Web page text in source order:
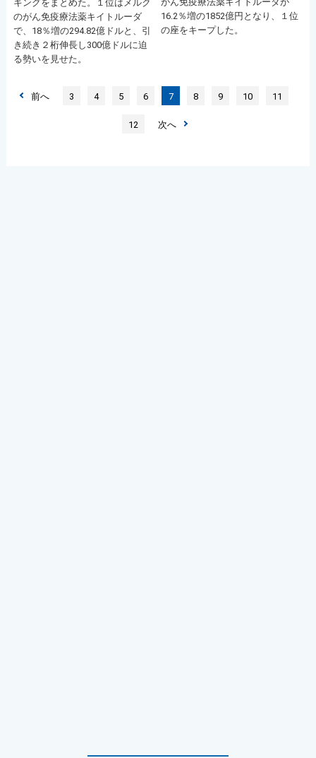
キングをまとめた。１位はメルク
のがん免疫療法薬キイトルーダ
で、18％増の294.82億ドルと、引
き続き２桁伸長し300億ドルに迫
る勢いを見せた。
16.2％増の1852億円となり、１位
の座をキープした。
前へ 3 4 5 6 7 8 9 10 11
12 次へ